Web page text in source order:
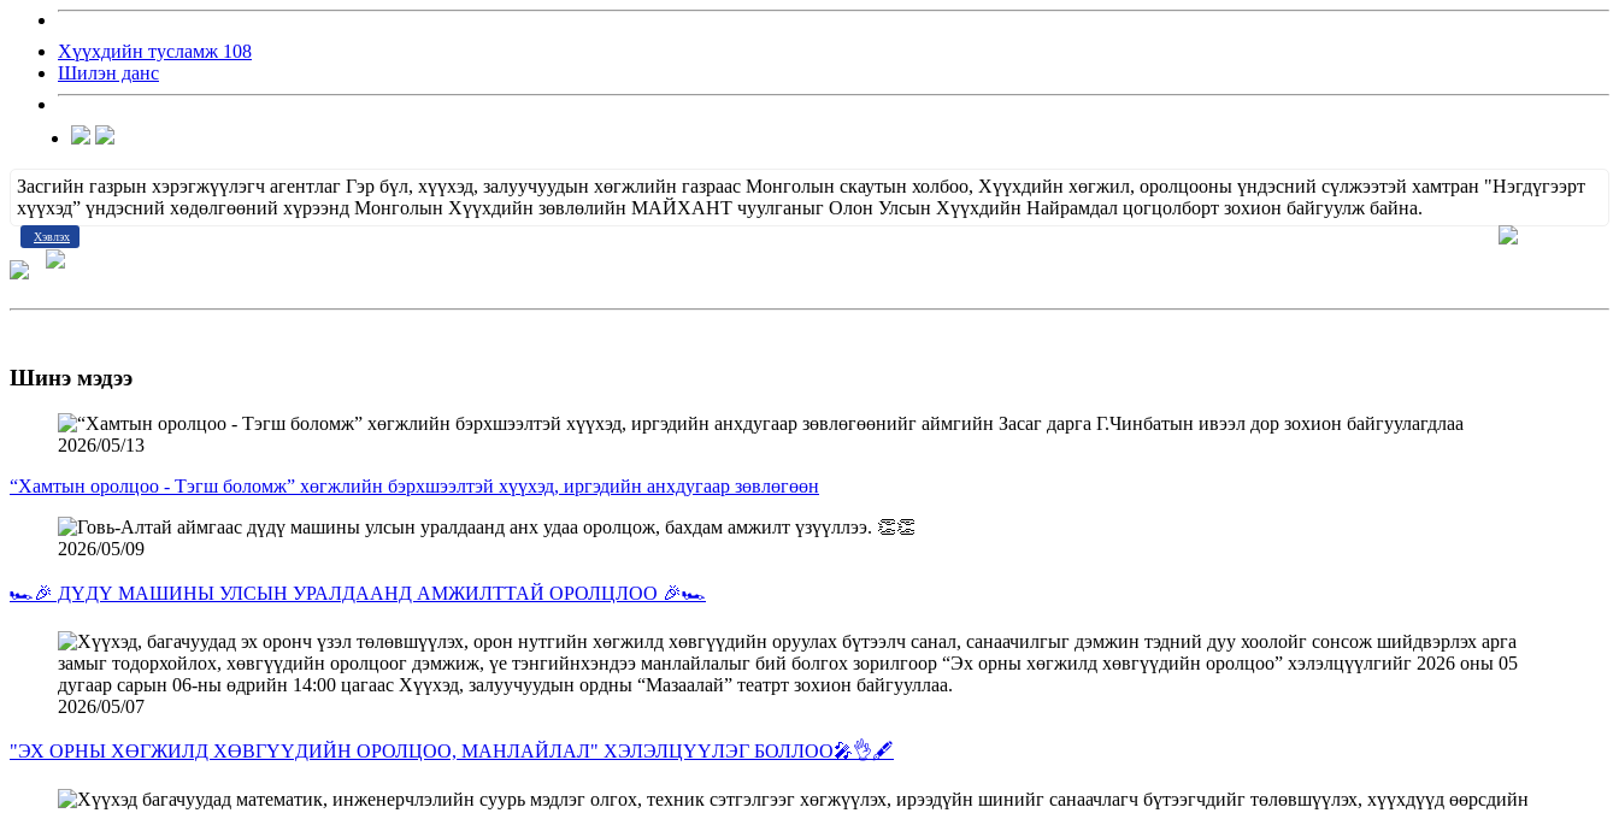
Хүүхдийн тусламж 108
Шилэн данс
Засгийн газрын хэрэгжүүлэгч агентлаг Гэр бүл, хүүхэд, залуучуудын хөгжлийн газраас Монголын скаутын холбоо, Хүүхдийн хөгжил, оролцооны үндэсний сүлжээтэй хамтран "Нэгдүгээрт
хүүхэд” үндэсний хөдөлгөөний хүрээнд Монголын Хүүхдийн зөвлөлийн МАЙХАНТ чуулганыг Олон Улсын Хүүхдийн Найрамдал цогцолборт зохион байгуулж байна.
Хэвлэх
Шинэ мэдээ
2026/05/13
“Хамтын оролцоо - Тэгш боломж” хөгжлийн бэрхшээлтэй хүүхэд, иргэдийн анхдугаар зөвлөгөөн
2026/05/09
🏎️🎉 ДҮДҮ МАШИНЫ УЛСЫН УРАЛДААНД АМЖИЛТТАЙ ОРОЛЦЛОО 🎉🏎️
2026/05/07
"ЭХ ОРНЫ ХӨГЖИЛД ХӨВГҮҮДИЙН ОРОЛЦОО, МАНЛАЙЛАЛ" ХЭЛЭЛЦҮҮЛЭГ БОЛЛОО🎤👌🖋️